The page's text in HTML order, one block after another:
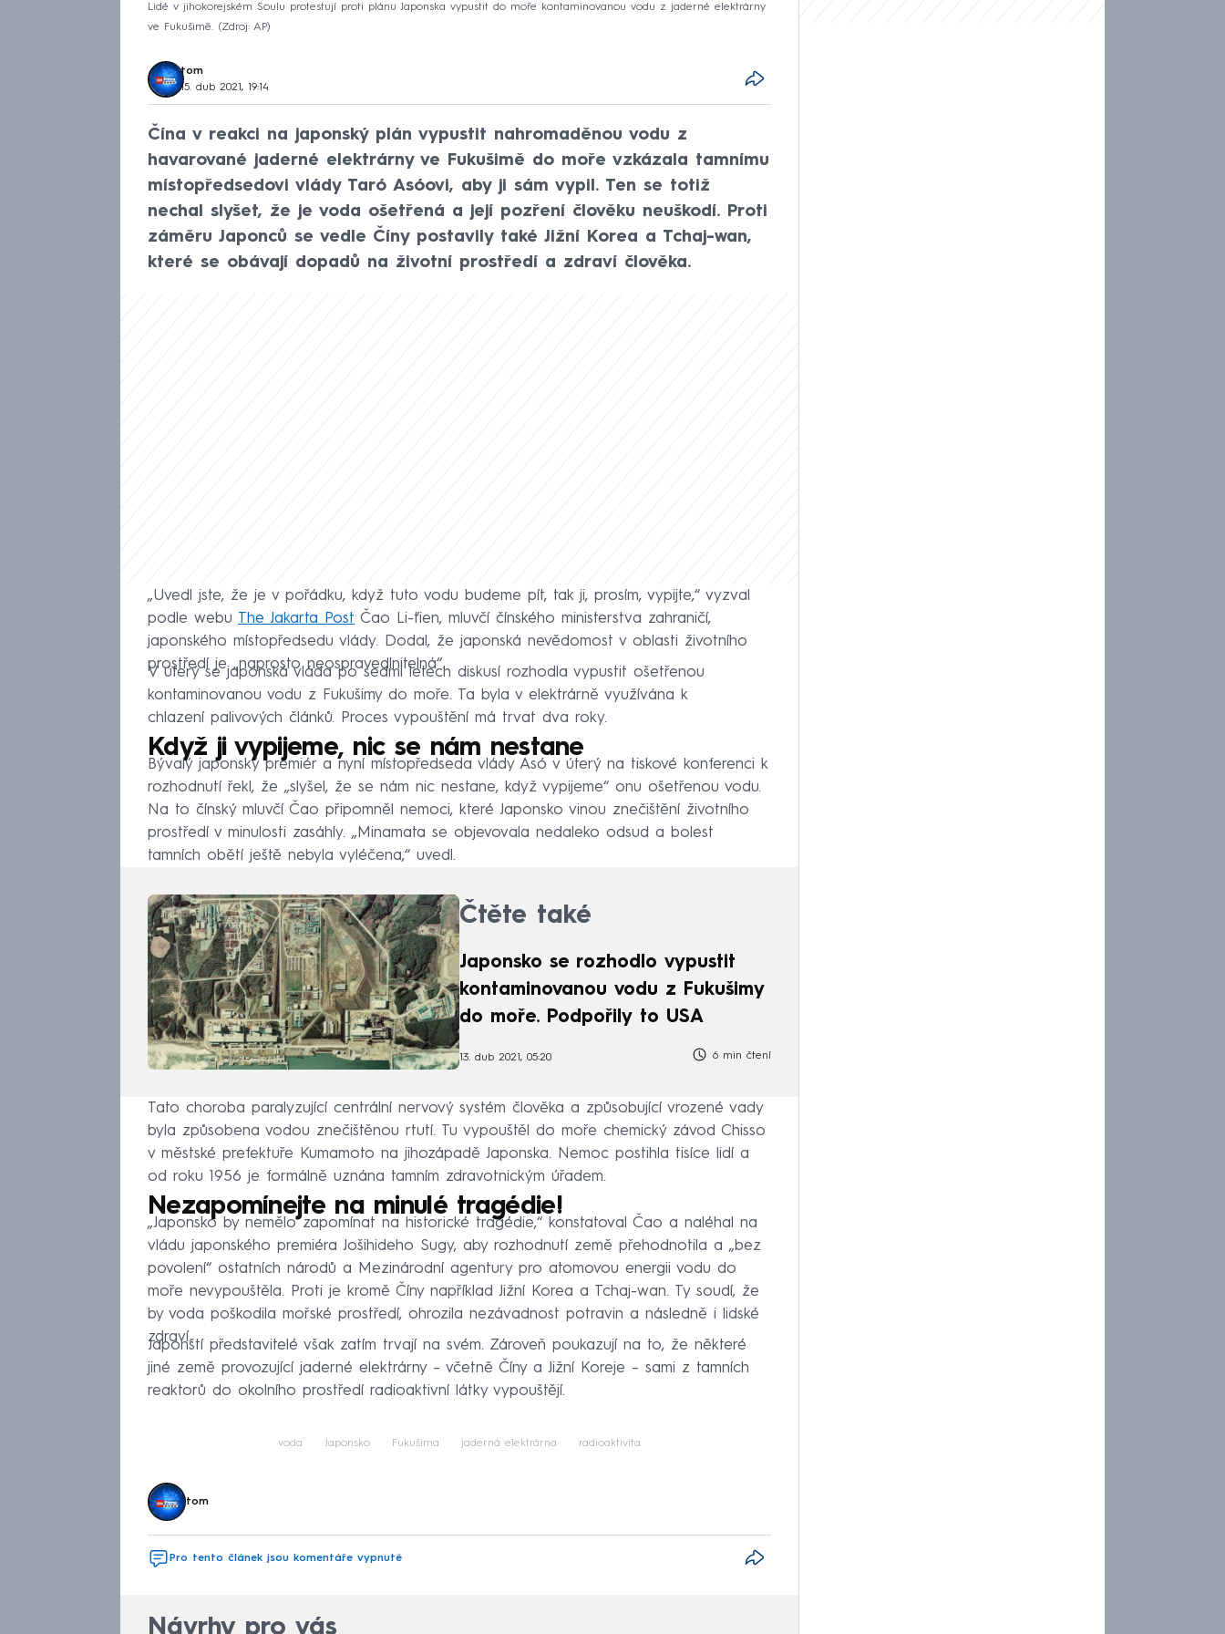
Lidé v jihokorejském Soulu protestují proti plánu Japonska vypustit do moře kontaminovanou vodu z jaderné elektrárny
ve Fukušimě.
Zdroj: AP
tom
15. dub 2021, 19:14
Čína v reakci na japonský plán vypustit nahromaděnou vodu z
havarované jaderné elektrárny ve Fukušimě do moře vzkázala tamnímu
místopředsedovi vlády Taró Asóovi, aby ji sám vypil. Ten se totiž
nechal slyšet, že je voda ošetřená a její pozření člověku neuškodí. Proti
záměru Japonců se vedle Číny postavily také Jižní Korea a Tchaj-wan,
které se obávají dopadů na životní prostředí a zdraví člověka.
„Uvedl jste, že je v pořádku, když tuto vodu budeme pít, tak ji, prosím, vypijte,“ vyzval
podle webu The Jakarta Post Čao Li-ťien, mluvčí čínského ministerstva zahraničí,
japonského místopředsedu vlády. Dodal, že japonská nevědomost v oblasti životního
prostředí je „naprosto neospravedlnitelná“.
V úterý se japonská vláda po sedmi letech diskusí rozhodla vypustit ošetřenou
kontaminovanou vodu z Fukušimy do moře. Ta byla v elektrárně využívána k
chlazení palivových článků. Proces vypouštění má trvat dva roky.
Když ji vypijeme, nic se nám nestane
Bývalý japonský premiér a nyní místopředseda vlády Asó v úterý na tiskové konferenci k
rozhodnutí řekl, že „slyšel, že se nám nic nestane, když vypijeme“ onu ošetřenou vodu.
Na to čínský mluvčí Čao připomněl nemoci, které Japonsko vinou znečištění životního
prostředí v minulosti zasáhly. „Minamata se objevovala nedaleko odsud a bolest
tamních obětí ještě nebyla vyléčena,“ uvedl.
Čtěte také
Japonsko se rozhodlo vypustit
kontaminovanou vodu z Fukušimy
do moře. Podpořily to USA
13. dub 2021, 05:20 6 min čtení
Tato choroba paralyzující centrální nervový systém člověka a způsobující vrozené vady
byla způsobena vodou znečištěnou rtutí. Tu vypouštěl do moře chemický závod Chisso
v městské prefektuře Kumamoto na jihozápadě Japonska. Nemoc postihla tisíce lidí a
od roku 1956 je formálně uznána tamním zdravotnickým úřadem.
Nezapomínejte na minulé tragédie!
„Japonsko by nemělo zapomínat na historické tragédie,“ konstatoval Čao a naléhal na
vládu japonského premiéra Jošihideho Sugy, aby rozhodnutí země přehodnotila a „bez
povolení“ ostatních národů a Mezinárodní agentury pro atomovou energii vodu do
moře nevypouštěla. Proti je kromě Číny například Jižní Korea a Tchaj-wan. Ty soudí, že
by voda poškodila mořské prostředí, ohrozila nezávadnost potravin a následně i lidské
zdraví.
Japonští představitelé však zatím trvají na svém. Zároveň poukazují na to, že některé
jiné země provozující jaderné elektrárny – včetně Číny a Jižní Koreje – sami z tamních
reaktorů do okolního prostředí radioaktivní látky vypouštějí.
voda Japonsko Fukušima jaderná elektrárna radioaktivita
tom
Pro tento článek jsou komentáře vypnuté
Návrhy pro vás